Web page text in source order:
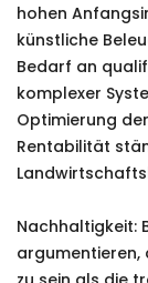
hohen
künstliche
Bedarf an
komplexer
Optimierung
Rentabilität
Nachhaltigkeit:
argumentieren,